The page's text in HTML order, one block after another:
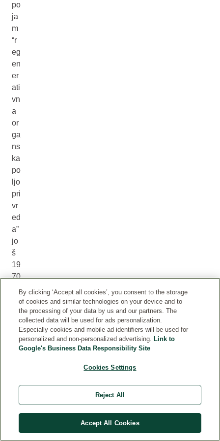
po
ja
m
“r
eg
en
er
ati
vn
a
or
ga
ns
ka
po
ljo
pri
vr
ed
a”
jo
š
19
70
go
ne
ka
ko
By clicking ‘Accept all cookies’, you consent to the storage
of cookies and similar technologies on your device and to
the processing of your data by us and our partners. The
collected data will be used for ads personalization.
Especially cookies and mobile ad identifiers will be used for
personalized and non-personalized advertising. Link to
Google's Business Data Responsibility Site
Cookies Settings
Reject All
Accept All Cookies